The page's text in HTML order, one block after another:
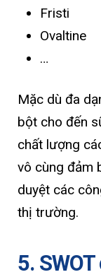
Fristi
Ovaltine
…
Mặc dù đa
bột cho đến
chất lượng
vô cùng đảm
duyệt các
thị trường.
5.